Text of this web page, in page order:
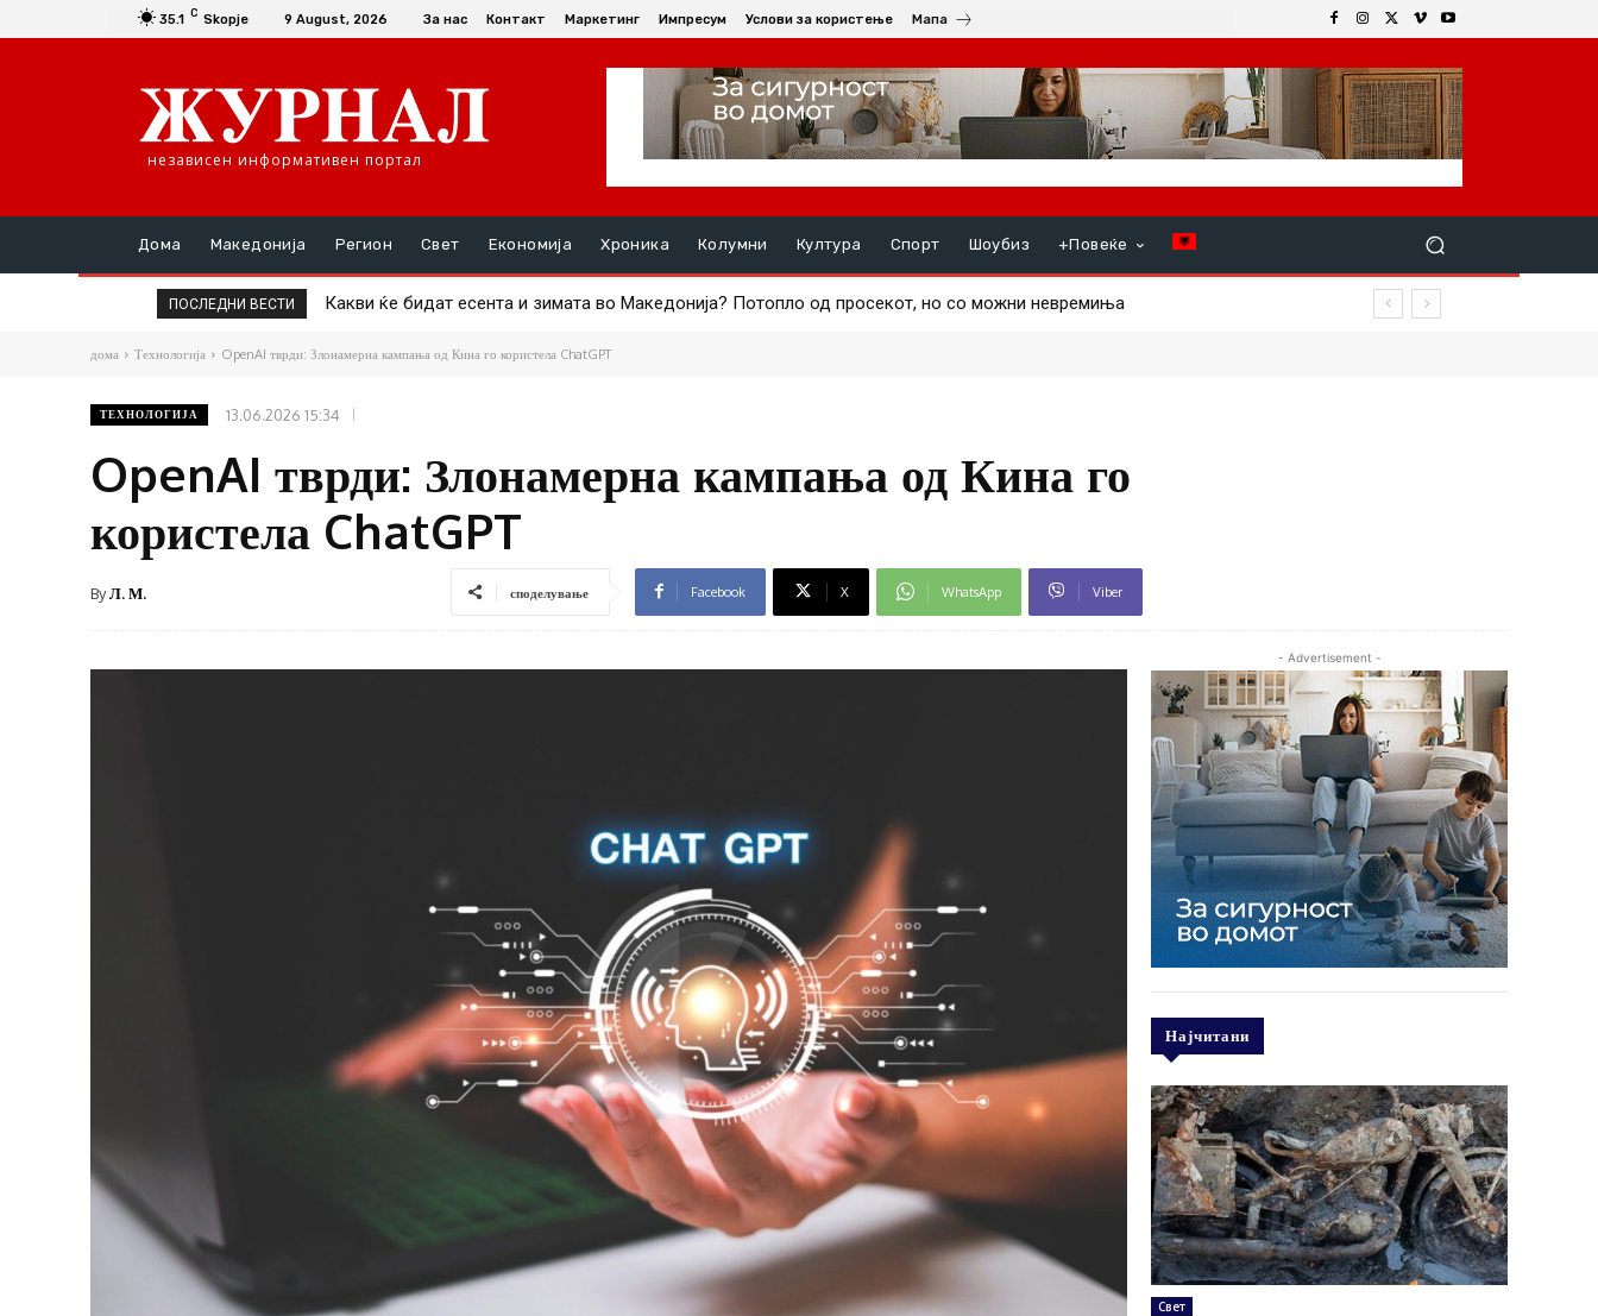
35.1 C Skopje 9 August, 2026 За нас Контакт Маркетинг Импресум Услови за користење Мапа
независен информативен портал
Дома Македонија Регион Свет Економија Хроника Колумни Култура Спорт Шоубиз +Повеќе
ПОСЛЕДНИ ВЕСТИ Какви ќе бидат есента и зимата во Македонија? Потопло од просекот, но со можни невремиња
Oбјавена видео снимка со Моџтаба Хамнеи, но без датум кога е направена
дома Технологија OpenAI тврди: Злонамерна кампања од Кина го користела ChatGPT
ТЕХНОЛОГИЈА 13.06.2026 15:34
OpenAI тврди: Злонамерна кампања од Кина го
користела ChatGPT
ByЛ. М. споделување Facebook X WhatsApp Viber
- Advertisement -
Најчитани
Свет